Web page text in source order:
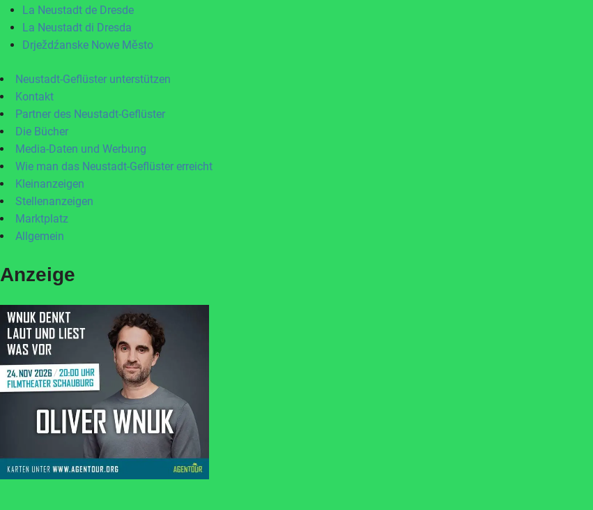
La Neustadt de Dresde
La Neustadt di Dresda
Drježdźanske Nowe Město
Neustadt-Geflüster unterstützen
Kontakt
Partner des Neustadt-Geflüster
Die Bücher
Media-Daten und Werbung
Wie man das Neustadt-Geflüster erreicht
Kleinanzeigen
Stellenanzeigen
Marktplatz
Allgemein
Anzeige